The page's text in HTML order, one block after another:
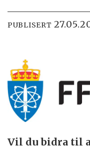
PUBLISERT
Vil du bidra til